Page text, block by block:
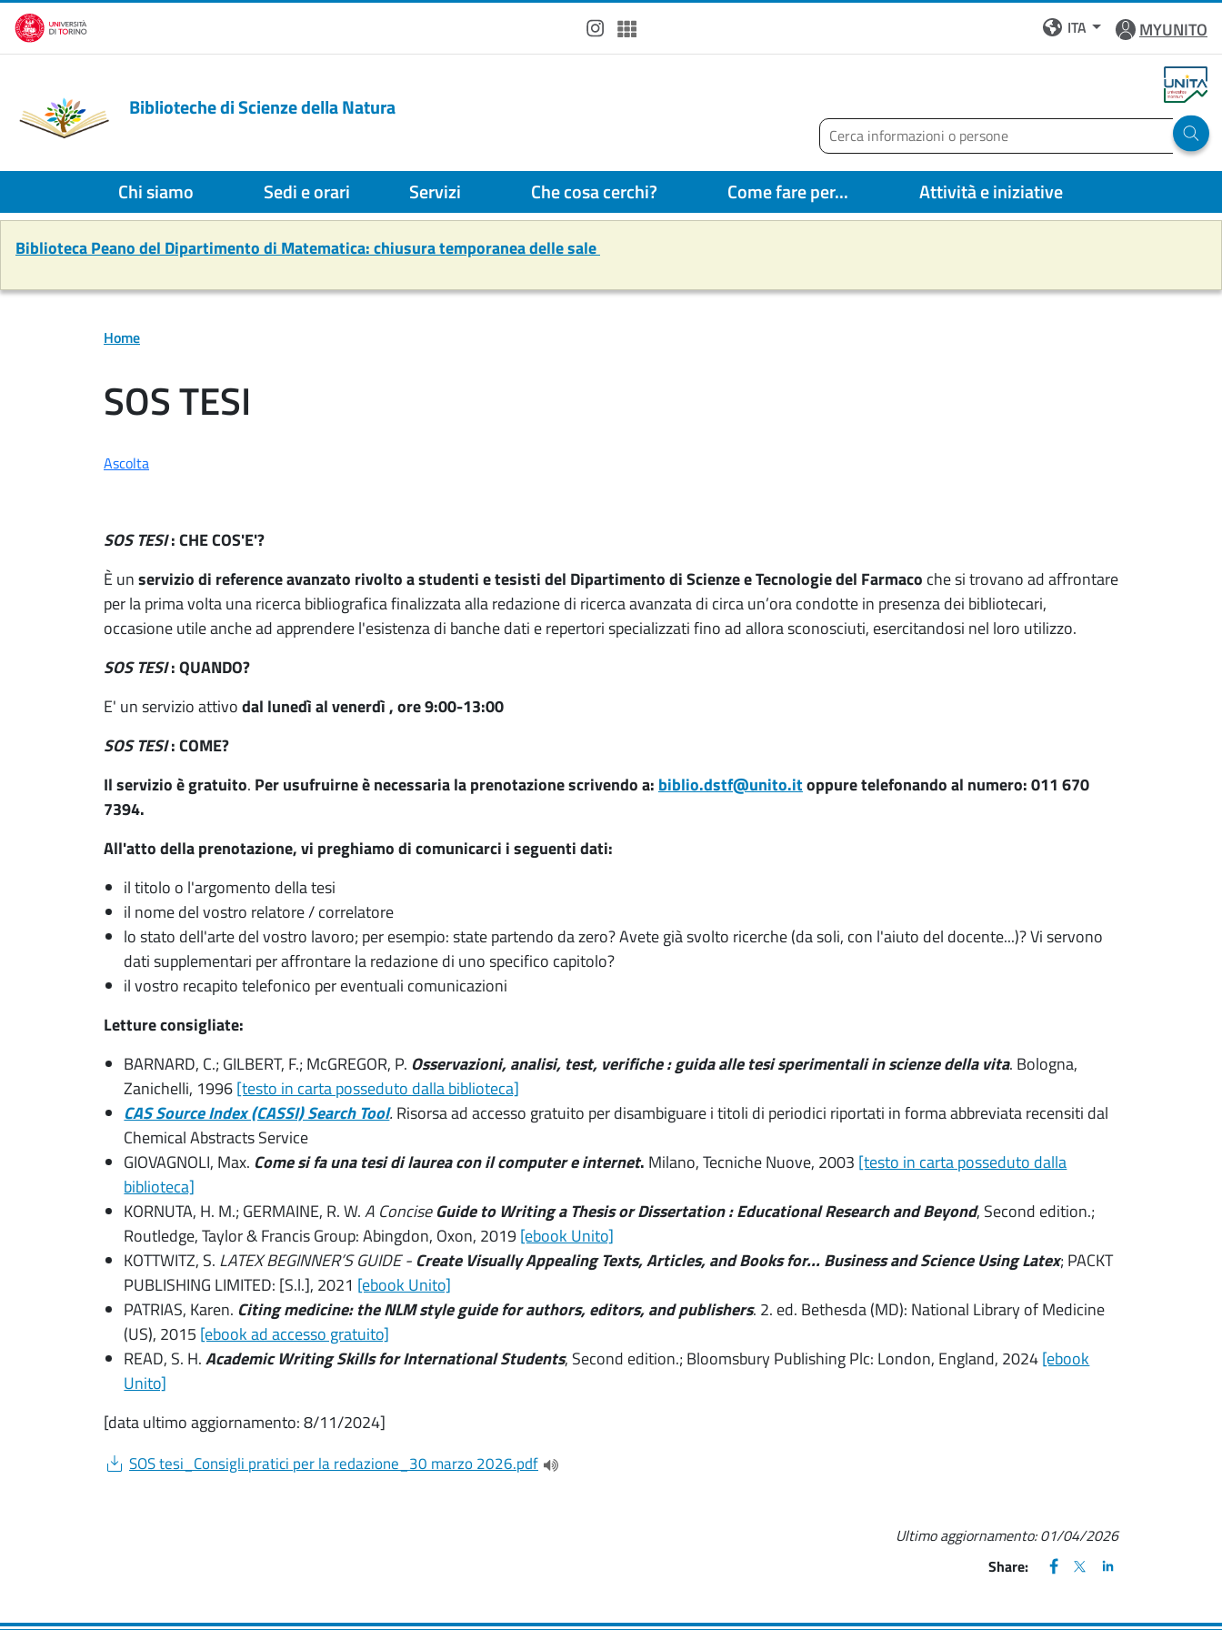
Salta al contenuto principale
Instagram
Spotify
ITA MYUNITO
Biblioteche di Scienze della Natura
Cerca
Run
Chi siamo Sedi e orari Servizi Che cosa cerchi? Come fare per... Attività e iniziative
Biblioteca Peano del Dipartimento di Matematica: chiusura temporanea delle sale
Home
SOS TESI
Ascolta
SOS TESI: CHE COS'E'?
È unservizio di reference avanzato rivolto a studenti e tesisti del Dipartimento di Scienze e Tecnologie del Farmaco che si trovano ad affrontare
per la prima volta una ricerca bibliografica finalizzata alla redazione di ricerca avanzata di circa un’ora condotte in presenza dei bibliotecari,
occasione utile anche ad apprendere l'esistenza di banche dati e repertori specializzati fino ad allora sconosciuti, esercitandosi nel loro utilizzo.
SOS TESI: QUANDO?
E' un servizio attivodal lunedì al venerdì , ore 9:00-13:00
SOS TESI: COME?
Il servizio è gratuito. Per usufruirne è necessaria la prenotazione scrivendo a: biblio.dstf@unito.itoppure telefonando al numero:011 670
7394.
All'atto della prenotazione, vi preghiamo di comunicarci i seguenti dati:
il titolo o l'argomento della tesi
il nome del vostro relatore / correlatore
lo stato dell'arte del vostro lavoro; per esempio: state partendo da zero? Avete già svolto ricerche (da soli, con l'aiuto del docente...)? Vi servono
dati supplementari per affrontare la redazione di uno specifico capitolo?
il vostro recapito telefonico per eventuali comunicazioni
Letture consigliate:
BARNARD, C.; GILBERT, F.; McGREGOR, P. Osservazioni, analisi, test, verifiche : guida alle tesi sperimentali in scienze della vita. Bologna,
Zanichelli, 1996[testo in carta posseduto dalla biblioteca]
CAS Source Index (CASSI) Search Tool. Risorsa ad accesso gratuito per disambiguare i titoli di periodici riportati in forma abbreviata recensiti dal
Chemical Abstracts Service
GIOVAGNOLI, Max. Come si fa una tesi di laurea con il computer e internet. Milano, Tecniche Nuove, 2003 [testo in carta posseduto dalla
biblioteca]
KORNUTA, H. M.; GERMAINE, R. W.A ConciseGuide to Writing a Thesis or Dissertation : Educational Research and Beyond, Second edition.;
Routledge, Taylor & Francis Group: Abingdon, Oxon, 2019[ebook Unito]
KOTTWITZ, S. LATEX BEGINNER’S GUIDE -Create Visually Appealing Texts, Articles, and Books for... Business and Science Using Latex; PACKT
PUBLISHING LIMITED: [S.l.], 2021 [ebook Unito]
PATRIAS, Karen. Citing medicine: the NLM style guide for authors, editors, and publishers. 2. ed. Bethesda (MD): National Library of Medicine
(US), 2015 [ebook ad accesso gratuito]
READ, S. H.Academic Writing Skills for International Students, Second edition.; Bloomsbury Publishing Plc: London, England, 2024[ebook
Unito]
[data ultimo aggiornamento: 8/11/2024]
Document
SOS tesi_Consigli pratici per la redazione_30 marzo 2026.pdf
Ultimo aggiornamento:01/04/2026
Share:
FACEBOOK
(apre una nuova finestra)
X
(apre una nuova
LINKEDIN
(apre una nuova